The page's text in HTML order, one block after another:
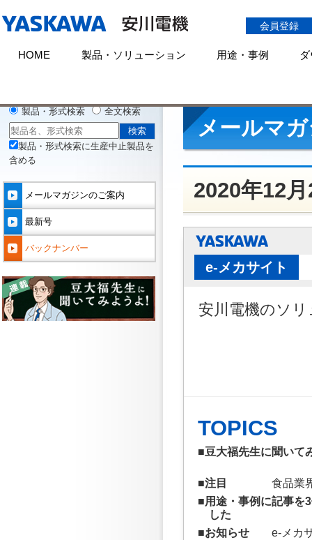
会員登録
HOME 製品・ソリューション 用途・事例
メールマ
2020年12
e-メカサイト
安川電機のソ
TOPICS
■豆大福先生に聞いて
■注目
食品業
■用途・事例に記事を
した
■お知らせ
e-メカ
製品・形式検索 全文検索
製品・形式検索に生産中止製品を
含める
メールマガジンのご案内
最新号
バックナンバー